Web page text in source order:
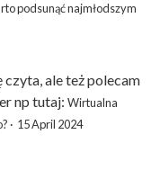
podsunąć najmłodszym
czyta, ale też polecam
np tutaj: Wirtualna
· 15 April 2024